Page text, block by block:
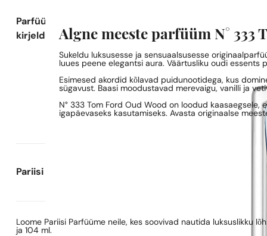
Parfüümi
kirjeldus
Algne meeste parfüüm N° 333
Sukeldu luksusesse ja sensuaalsusesse
luues peene elegantsi aura. Väärtusliku oudi essents
Esimesed akordid kõlavad puidunootidega, kus
sügavust. Baasi moodustavad merevaigu, vanilli ja
N° 333 Tom Ford Oud Wood on loodud
igapäevaseks kasutamiseks. Avasta originaalse
Pariisi Parfüümide kohta
Loome Pariisi Parfüüme neile, kes soovivad nautida luksuslikku
ja 104 ml.